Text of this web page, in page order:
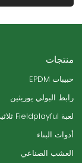
منتجات
حبيبات EPDM
رابط البولي يوريثين
لعبة Fieldplayful ثلاثية الأبعاد
أدوات البناء
العشب الصناعي